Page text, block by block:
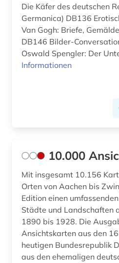
anthologie (7)
anthropologie (11)
anthroposophie (1)
antike (22)
antike religionen (1)
antikolonialismus (2)
antisemitismus (8)
Die Käfer des deutschen
Germanica) DB136
Van Gogh: Briefe,
DB146 Bilder-
Oswald Spengler: Der
Informationen
10.000
Mit insgesamt 10.156
Orten von Aachen bis Zwingenberg bietet die
Edition einen
Städte und Landschaften
1890 bis 1928. Die
Ansichtskarten aus den
heutigen Bundesrepublik
aus den ehemaligen